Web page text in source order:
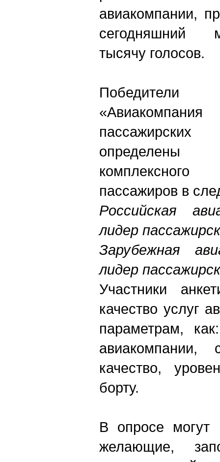
авиакомпании,
сегодняшний
тысячу голосов.
пассажиров в
Российская
лидер
Зарубежная
лидер
Участники
качество услуг
параметрам,
авиакомпании,
качество,
борту.
В опросе могут
желающие,